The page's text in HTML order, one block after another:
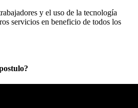
y el uso de la tecnología
servicios en beneficio de todos los